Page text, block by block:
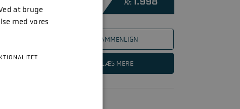
Kr.
SAMMENLIGN
LÆS MERE
at bruge
med vores